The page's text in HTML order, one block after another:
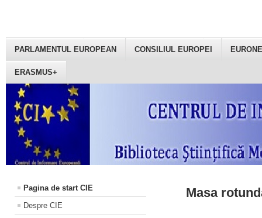
PARLAMENTUL EUROPEAN CONSILIUL EUROPEI
ERASMUS+
Pagina de start CIE
Despre CIE
Masa